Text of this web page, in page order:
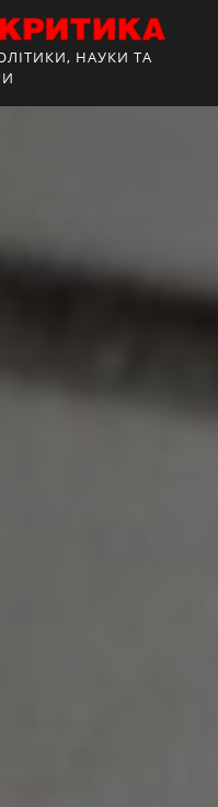
НАУКИ ТА